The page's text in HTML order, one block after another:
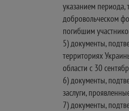
указанием
добровольческом
погибшим
5) документы,
территориях
области с 30
6) документы,
заслуги,
7) документы,